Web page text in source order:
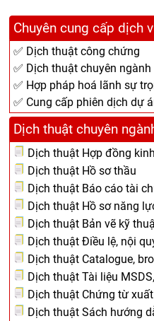
Chuyên cung cấp dịch
✅ Dịch thuật công chứng
✅ Dịch thuật chuyên ngành
✅ Hợp pháp hoá lãnh sự
✅ Cung cấp phiên dịch dự
Dịch thuật chuyên
Dịch thuật Hợp đồng
Dịch thuật Hồ sơ thầu
Dịch thuật Báo cáo tài
Dịch thuật Hồ sơ năng
Dịch thuật Bản vẽ kỹ
Dịch thuật Điều lệ, nội
Dịch thuật Catalogue,
Dịch thuật Tài liệu
Dịch thuật Chứng từ
Dịch thuật Sách hướng